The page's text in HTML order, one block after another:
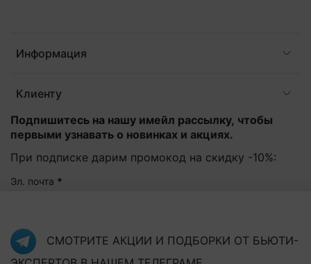
Информация
Клиенту
Подпишитесь на нашу имейл рассылку, чтобы
первыми узнавать о новинках и акциях.
При подписке дарим промокод на скидку -10%:
Эл. почта *
Подписаться
СМОТРИТЕ АКЦИИ И ПОДБОРКИ ОТ БЬЮТИ-